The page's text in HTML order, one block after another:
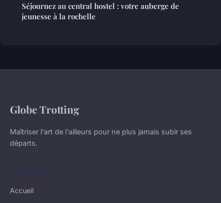
Séjournez au central hostel : votre auberge de
jeunesse à la rochelle
Globe Trotting
Maîtriser l'art de l'ailleurs pour ne plus jamais subir ses
départs.
NAVIGATION
Accueil